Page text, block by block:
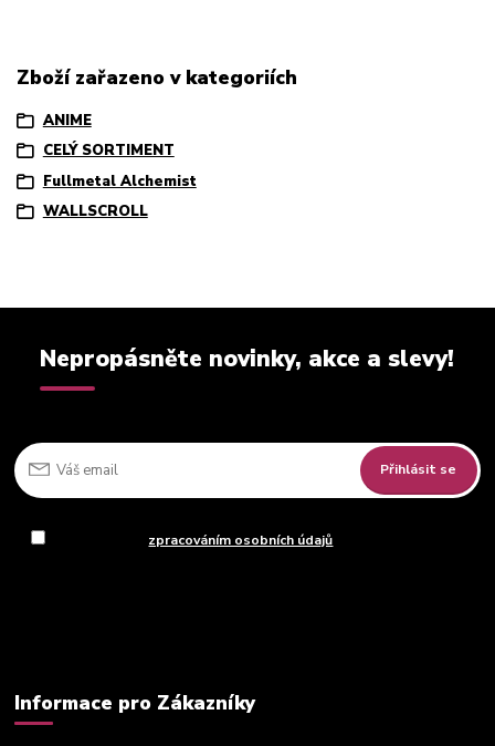
Zboží zařazeno v kategoriích
ANIME
CELÝ SORTIMENT
Fullmetal Alchemist
WALLSCROLL
Nepropásněte novinky, akce a slevy!
Přihlásit se
zpracováním osobních údajů
Informace pro Zákazníky